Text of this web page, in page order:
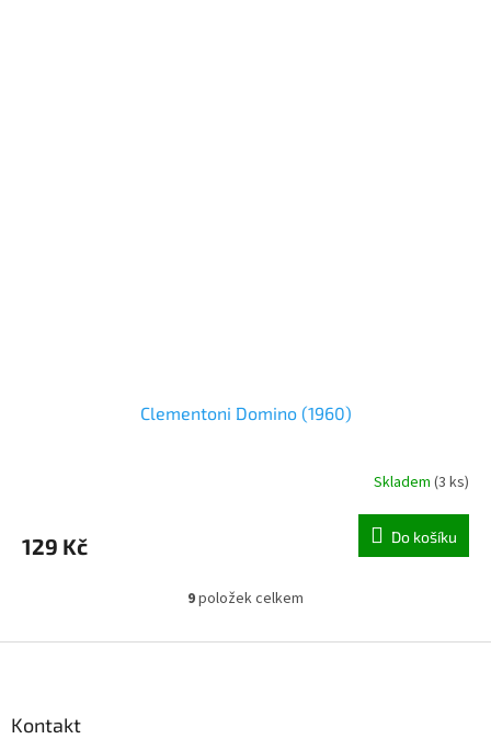
Clementoni Domino (1960)
Skladem (3 ks)
129 Kč Do košíku
O
l
9položek celkem
Kontakt